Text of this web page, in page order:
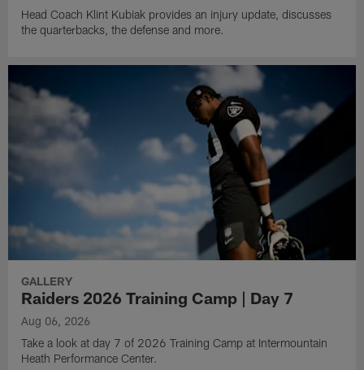
Head Coach Klint Kubiak provides an injury update, discusses
the quarterbacks, the defense and more.
GALLERY
Raiders 2026 Training Camp | Day 7
Aug 06, 2026
Take a look at day 7 of 2026 Training Camp at Intermountain
Heath Performance Center.